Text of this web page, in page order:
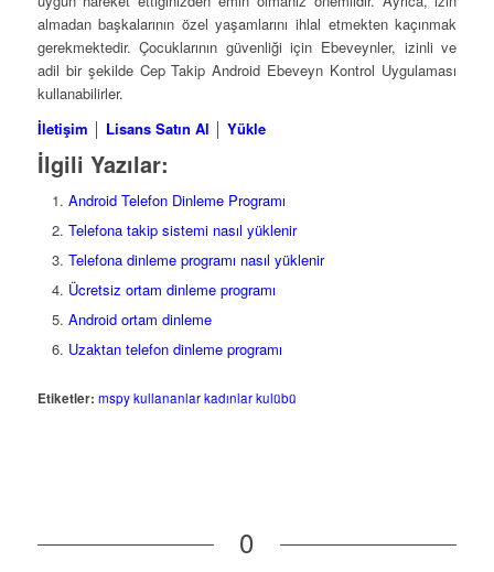
almadan başkalarının özel yaşamlarını ihlal etmekten kaçınmak
gerekmektedir. Çocuklarının güvenliği için Ebeveynler, izinli ve
adil bir şekilde Cep Takip Android Ebeveyn Kontrol Uygulaması
kullanabilirler.
İletişim │ Lisans Satın Al │ Yükle
İlgili Yazılar:
Android Telefon Dinleme Programı
Telefona takip sistemi nasıl yüklenir
Telefona dinleme programı nasıl yüklenir
Ücretsiz ortam dinleme programı
Android ortam dinleme
Uzaktan telefon dinleme programı
Etiketler: mspy kullananlar kadınlar kulübü
0